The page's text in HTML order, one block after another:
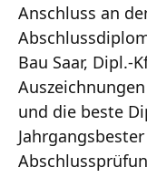
Anschluss an
Bau Saar, Dipl.-
und die beste